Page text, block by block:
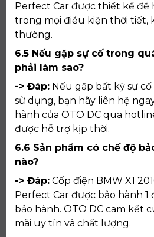
Perfect Car được thiết kế để
trong mọi điều kiện thời tiết,
thường.
6.5 Nếu gặp sự cố trong
phải làm sao?
-> Đáp: Nếu gặp bất kỳ sự
sử dụng, bạn hãy liên hệ
hành của OTO DC qua
được hỗ trợ kịp thời.
6.6 Sản phẩm có chế độ
nào?
-> Đáp: Cốp điện BMW X1
Perfect Car được bảo hành 1
bảo hành. OTO DC cam kết
mãi uy tín và chất lượng.